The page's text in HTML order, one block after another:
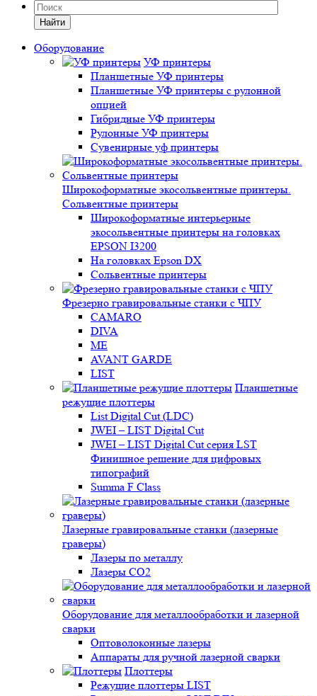
Найти
Оборудование
УФ принтеры
Планшетные УФ принтеры
Планшетные УФ принтеры с рулонной
опцией
Гибридные УФ принтеры
Рулонные УФ принтеры
Сувенирные уф принтеры
Широкоформатные экосольвентные принтеры.
Сольвентные принтеры
Широкоформатные интерьерные
экосольвентные принтеры на головках
EPSON I3200
На головках Epson DX
Сольвентные принтеры
Фрезерно гравировальные станки с ЧПУ
CAMARO
DIVA
ME
AVANT GARDE
LIST
Планшетные
режущие плоттеры
List Digital Cut (LDC)
JWEI – LIST Digital Cut
JWEI – LIST Digital Cut серия LST
Финишное решение для цифровых
типографий
Summa F Class
Лазерные гравировальные станки (лазерные
граверы)
Лазеры по металлу
Лазеры CO2
Оборудование для металлообработки и лазерной
сварки
Оптоволоконные лазеры
Аппараты для ручной лазерной сварки
Плоттеры
Режущие плоттеры LIST